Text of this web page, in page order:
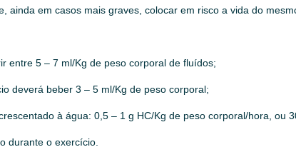
em casos mais graves, colocar em risco a vida do
entre 5 – 7 ml/Kg de peso corporal de fluídos;
deverá beber 3 – 5 ml/Kg de peso corporal;
à água: 0,5 – 1 g HC/Kg de peso corporal/hora, ou
durante o exercício.